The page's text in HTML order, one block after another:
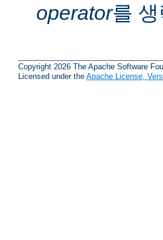
operator를 생
Copyright 2026 The Apache Software
Licensed under the Apache License,